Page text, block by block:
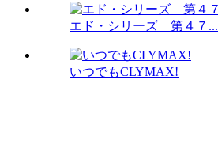
エド・シリーズ 第４７...
いつでもCLYMAX!